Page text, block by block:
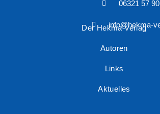
06321 57
info@hekma-
Der Hekma Verlag
Autoren
Links
Aktuelles